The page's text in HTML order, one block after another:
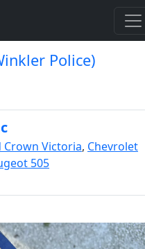
Police)
Crown Victoria, Chevrolet
505